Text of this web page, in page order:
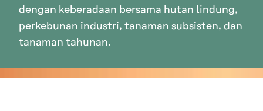
dengan keberadaan bersama hutan lindung,
perkebunan industri, tanaman subsisten, dan
tanaman tahunan.